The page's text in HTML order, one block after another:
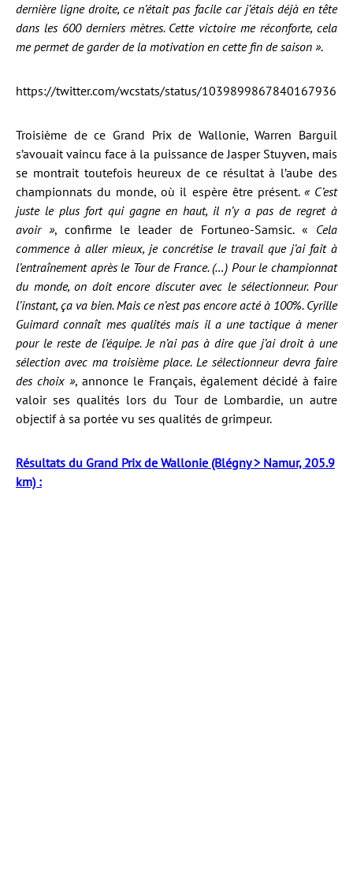
dernière ligne droite, ce n’était pas facile car j’étais déjà en tête
dans les 600 derniers mètres. Cette victoire me réconforte, cela
me permet de garder de la motivation en cette fin de saison ».
https://twitter.com/wcstats/status/1039899867840167936
Troisième de ce Grand Prix de Wallonie, Warren Barguil
s’avouait vaincu face à la puissance de Jasper Stuyven, mais
se montrait toutefois heureux de ce résultat à l’aube des
championnats du monde, où il espère être présent. « C’est
juste le plus fort qui gagne en haut, il n’y a pas de regret à
avoir », confirme le leader de Fortuneo-Samsic. « Cela
commence à aller mieux, je concrétise le travail que j’ai fait à
l’entraînement après le Tour de France. (…) Pour le championnat
du monde, on doit encore discuter avec le sélectionneur. Pour
l’instant, ça va bien. Mais ce n’est pas encore acté à 100%. Cyrille
Guimard connaît mes qualités mais il a une tactique à mener
pour le reste de l’équipe. Je n’ai pas à dire que j’ai droit à une
sélection avec ma troisième place. Le sélectionneur devra faire
des choix », annonce le Français, également décidé à faire
valoir ses qualités lors du Tour de Lombardie, un autre
objectif à sa portée vu ses qualités de grimpeur.
Résultats du Grand Prix de Wallonie (Blégny > Namur, 205.9
km) :